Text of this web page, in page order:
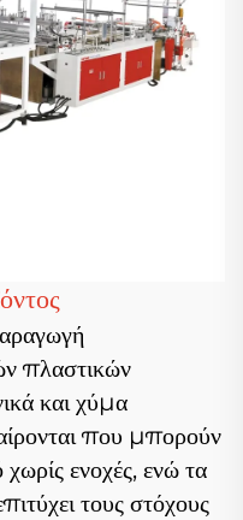
πλαστικών
και χύμα
που μπορούν
ενοχές, ενώ τα
τους στόχους